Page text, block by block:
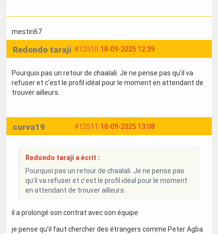
mestiri67
#12510 18-09-2025 12:39
Redondo taraji
Pourquoi pas un retour de chaalali. Je ne pense pas qu'il va
refuser et c'est le profil idéal pour le moment en attendant de
trouver ailleurs.
#12511 18-09-2025 13:08
curva19
Redondo taraji a écrit :
Pourquoi pas un retour de chaalali. Je ne pense pas
qu'il va refuser et c'est le profil idéal pour le moment
en attendant de trouver ailleurs.
il a prolongé son contrat avec son équipe
je pense qu'il faut chercher des étrangers comme Peter Agba